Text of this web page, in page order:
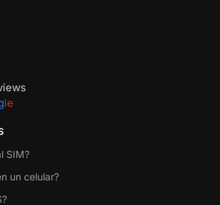
le
SIM?
un celular?